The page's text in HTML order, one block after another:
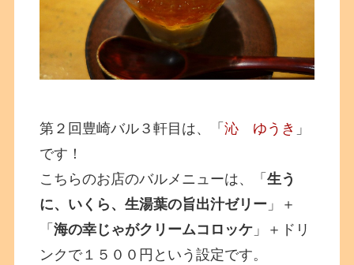
第２回豊崎バル３軒目は、「沁 ゆうき 」
です！
こちらのお店のバルメニューは、「生う
に、いくら、生湯葉の旨出汁ゼリー 」＋
「海の幸じゃがクリームコロッケ 」＋ドリ
ンクで１５００円という設定です。